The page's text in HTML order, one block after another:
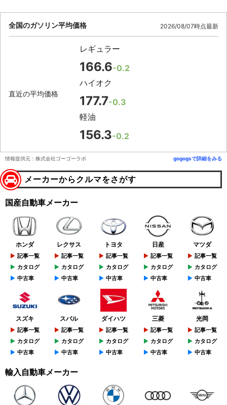
全国のガソリン平均価格 2026/08/07時点最新
直近の平均価格
レギュラー
166.6-0.2
ハイオク
177.7-0.3
軽油
156.3-0.2
情報提供元：株式会社ゴーゴーラボ gogogsで詳細をみる
メーカーからクルマをさがす
国産自動車メーカー
ホンダ
記事一覧
カタログ
中古車
レクサス
記事一覧
カタログ
中古車
トヨタ
記事一覧
カタログ
中古車
日産
記事一覧
カタログ
中古車
マツダ
記事一覧
カタログ
中古車
スズキ
記事一覧
カタログ
中古車
スバル
記事一覧
カタログ
中古車
ダイハツ
記事一覧
カタログ
中古車
三菱
記事一覧
カタログ
中古車
光岡
記事一覧
カタログ
中古車
輸入自動車メーカー